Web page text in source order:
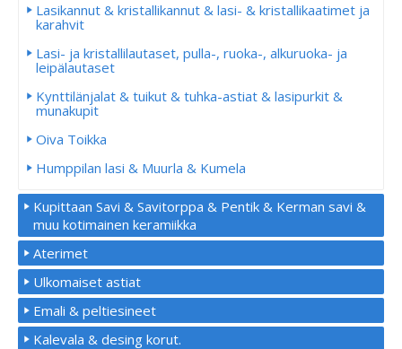
Lasikannut & kristallikannut & lasi- & kristallikaatimet ja
karahvit
Lasi- ja kristallilautaset, pulla-, ruoka-, alkuruoka- ja
leipälautaset
Kynttilänjalat & tuikut & tuhka-astiat & lasipurkit &
munakupit
Oiva Toikka
Humppilan lasi & Muurla & Kumela
Kupittaan Savi & Savitorppa & Pentik & Kerman savi &
muu kotimainen keramiikka
Aterimet
Ulkomaiset astiat
Emali & peltiesineet
Kalevala & desing korut.